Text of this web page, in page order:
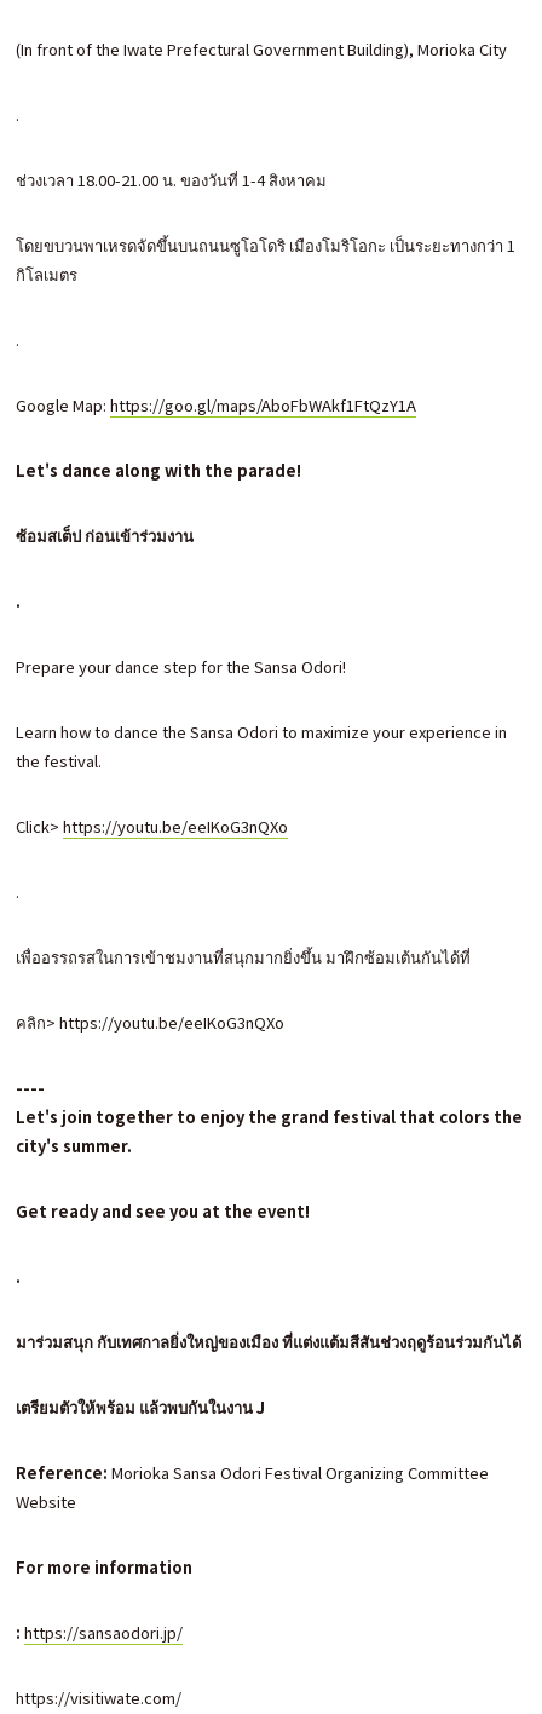
(In front of the Iwate Prefectural Government Building), Morioka City
.
ช่วงเวลา 18.00-21.00 น. ของวันที่ 1-4 สิงหาคม
โดยขบวนพาเหรดจัดขึ้นบนถนนซูโอโดริ เมืองโมริโอกะ เป็นระยะทางกว่า 1
กิโลเมตร
.
Google Map:https://goo.gl/maps/AboFbWAkf1FtQzY1A
Let's dance along with the parade!
ซ้อมสเต็ป ก่อนเข้าร่วมงาน
.
Prepare your dance step for the Sansa Odori!
Learn how to dance the Sansa Odori to maximize your experience in
the festival.
Click>https://youtu.be/eeIKoG3nQXo
.
เพื่ออรรถรสในการเข้าชมงานที่สนุกมากยิ่งขึ้น มาฝึกซ้อมเต้นกันได้ที่
คลิก> https://youtu.be/eeIKoG3nQXo
----
Let's join together to enjoy the grand festival that colors the
city's summer.
Get ready and see you at the event!
.
มาร่วมสนุกกับเทศกาลยิ่งใหญ่ของเมืองที่แต่งแต้มสีสันช่วงฤดูร้อนร่วมกันได้
เตรียมตัวให้พร้อม แล้วพบกันในงานJ
Reference: Morioka Sansa Odori Festival Organizing Committee
Website
For more information
:https://sansaodori.jp/
https://visitiwate.com/